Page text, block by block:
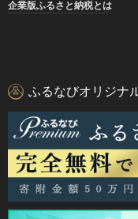
企業版ふるさと納税とは
ふるなびオリジナ